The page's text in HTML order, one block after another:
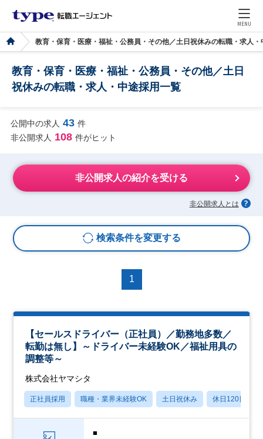
MENU
教育・保育・医療・福祉・公務員・その他／土日祝休みの転職・求人・
教育・保育・医療・福祉・公務員・その他／土日
祝休みの転職・求人・中途採用一覧
公開中の求人 43 件
非公開求人 108 件がヒット
非公開求人の紹介を受ける
非公開求人とは
検索条件を変更する
1
【セールスドライバー（正社員）／勤務地多数／
転勤は無し】～ドライバー未経験OK／福祉用具の
調整等～
株式会社ヤマシタ
正社員採用 職種・業界未経験OK 土日祝休み 休日120日以上
■